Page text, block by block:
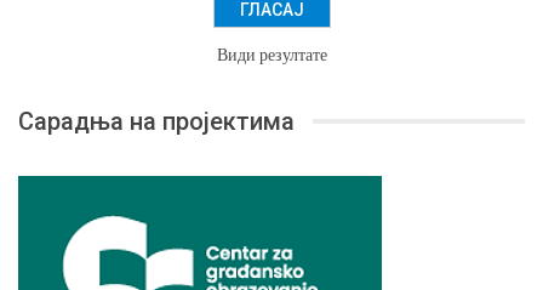
Види резултате
Сарадња на пројектима